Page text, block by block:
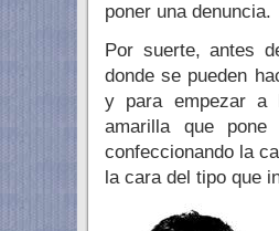
poner una denuncia.
Por suerte, antes
donde se pueden
y para empezar a
amarilla que
confeccionando la
la cara del tipo que